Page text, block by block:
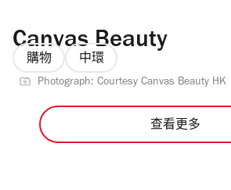
Canvas Beauty
購物 中環
Photograph: Courtesy Canvas Beauty HK
查看更多